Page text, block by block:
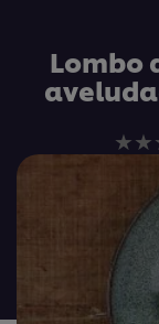
Lombo